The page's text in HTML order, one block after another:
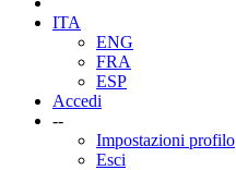
ITA
ENG
FRA
ESP
Accedi
--
Impostazioni profilo
Esci